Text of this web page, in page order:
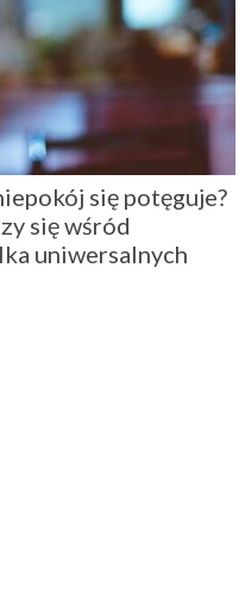
się potęguje?
się wśród
uniwersalnych